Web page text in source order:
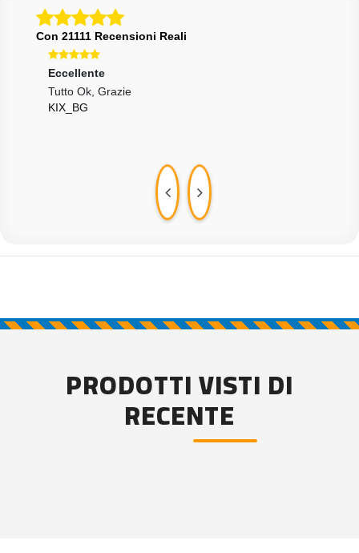
Con 21111 Recensioni Reali
Eccellente
Tutto Ok, Grazie
KIX_BG
PRODOTTI VISTI DI
RECENTE